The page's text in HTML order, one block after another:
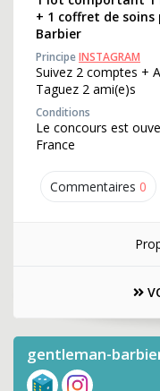
Commentaires 0
+ 1 coffret de
Barbier
PrincipeINSTAGRAM
Suivez 2 comptes +
Taguez 2 ami(e)s
Conditions
Le concours est
France
gentleman-